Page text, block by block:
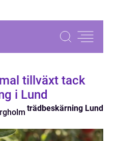
tillväxt tack
i Lund
trädbeskärning Lund